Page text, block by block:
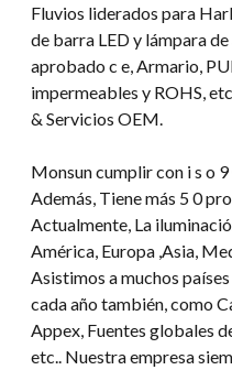
Fluvios liderados para
de barra LED y lámpara
aprobado c e, Armario,
impermeables y ROHS,
& Servicios OEM.
Monsun cumplir con i s o
Además, Tiene más 5 0
Actualmente, La
América, Europa ,Asia,
Asistimos a muchos
cada año también, como
Appex, Fuentes globales
etc.. Nuestra empresa